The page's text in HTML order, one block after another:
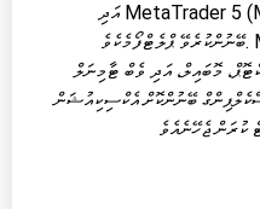
އަދި MetaTrader 5 (MT5) ޕްލެޓްފޯމްތަކެވެ. MT4 އަކީ ފަސޭހަ
ބޭނުންކުރެވޭ ޕްލެޓްފޯމެކެވެ. MT5 އަކީ އެޑްވާންސްޑް ފީޗަރުތަކާއެކު އަންނަ
މޮބައިލް، އަދި ވެބް ޓާމިނަލް
ބޭނުންކޮށް އެކްސިކިއުޝަން